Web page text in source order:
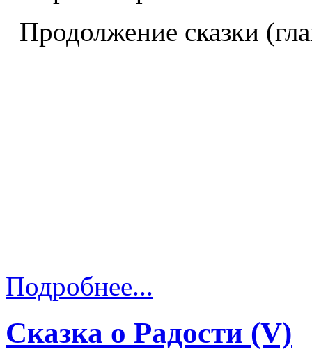
Продолжение сказки
Подробнее...
Сказка о Радости (V)